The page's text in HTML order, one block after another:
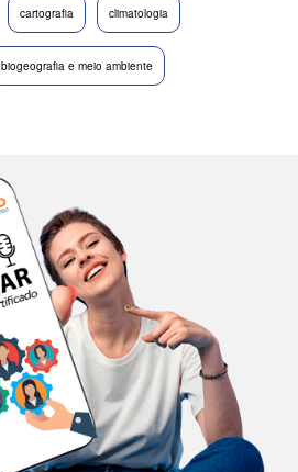
cartografia climatologia
biogeografia e meio ambiente